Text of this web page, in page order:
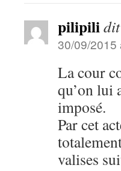
pilipili
30/09/2015
La cour
qu’on lui
imposé.
Par cet
valises